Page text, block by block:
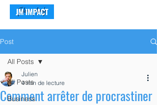
Post
All Posts
Business
All Posts
Comment arrêter de procrastiner
Julien
4 min de lecture